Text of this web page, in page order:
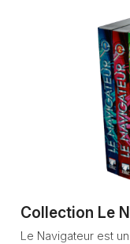
Collection Le
Le Navigateur est